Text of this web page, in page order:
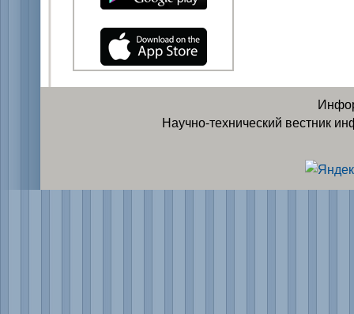
Научно-технический вестник